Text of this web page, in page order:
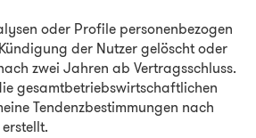
oder Profile personenbezogen
der Nutzer gelöscht oder
zwei Jahren ab Vertragsschluss.
gesamtbetriebswirtschaftlichen
Tendenzbestimmungen nach